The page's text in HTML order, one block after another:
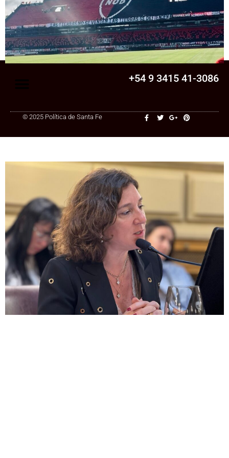
Senado
La Legislatura aprobó una ley clave para
una cooperativa de Santa Fe: ¿qué
cambia?
+54 9 3415 41-3086
© 2025 Política de Santa Fe